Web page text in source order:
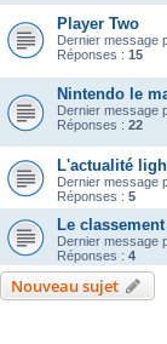
Player Two
Dernier message
Réponses : 15
Nintendo le
Dernier message
Réponses : 22
L'actualité
Dernier message
Réponses : 5
Le
Dernier message
Réponses : 4
Nouveau sujet